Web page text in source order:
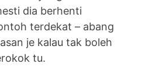
dia berhenti
terdekat – abang
je kalau tak boleh
tu.